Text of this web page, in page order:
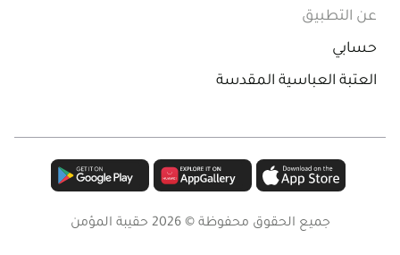
عن التطبيق
حسابي
العتبة العباسية المقدسة
جميع الحقوق محفوظة ©2026 حقيبة المؤمن